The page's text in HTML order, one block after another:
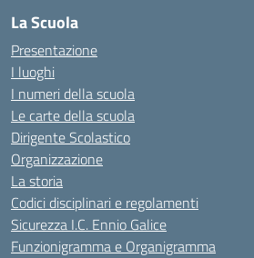
La Scuola
Presentazione
I luoghi
I numeri della scuola
Le carte della scuola
Dirigente Scolastico
Organizzazione
La storia
Codici disciplinari e regolamenti
Sicurezza I.C. Ennio Galice
Funzionigramma e Organigramma